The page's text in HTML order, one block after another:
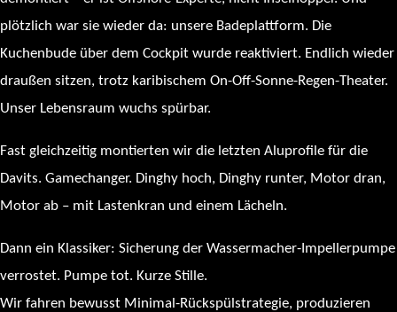
plötzlich war sie wieder da: unsere Badeplattform. Die
Kuchenbude über dem Cockpit wurde reaktiviert. Endlich wieder
draußen sitzen, trotz karibischem On-Off-Sonne-Regen-Theater.
Unser Lebensraum wuchs spürbar.
Fast gleichzeitig montierten wir die letzten Aluprofile für die
Davits. Gamechanger. Dinghy hoch, Dinghy runter, Motor dran,
Motor ab – mit Lastenkran und einem Lächeln.
Dann ein Klassiker: Sicherung der Wassermacher-Impellerpumpe
verrostet. Pumpe tot. Kurze Stille.
Wir fahren bewusst Minimal-Rückspülstrategie, produzieren